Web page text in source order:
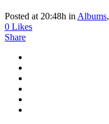
Posted at 20:48h in Albums,
0 Likes
Share